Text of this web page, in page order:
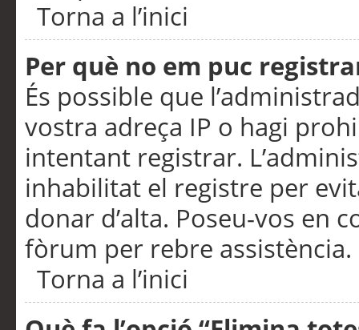
Torna a l’inici
Per què no em puc
És possible que
vostra adreça IP o hagi
intentant registrar.
inhabilitat el registre per
donar d’alta. Poseu-vos en
fòrum per rebre assistència.
Torna a l’inici